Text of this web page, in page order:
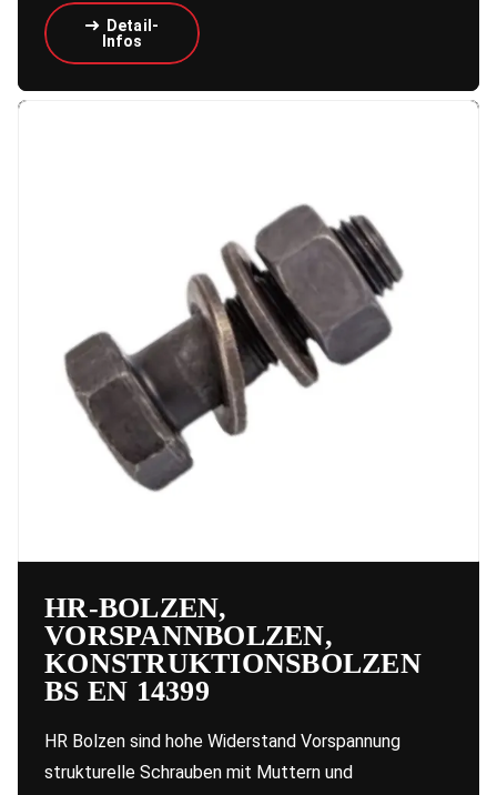
Detail-
Infos
HR-BOLZEN,
VORSPANNBOLZEN,
KONSTRUKTIONSBOLZEN
BS EN 14399
HR Bolzen sind hohe Widerstand Vorspannung
strukturelle Schrauben mit Muttern und